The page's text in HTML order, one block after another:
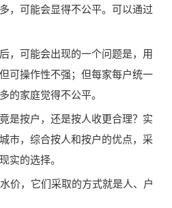
，可能会显得不公平。可以通过
，可能会出现的一个问题是，用
可操作性不强；但每家每户统一
的家庭觉得不公平。
是按户，还是按人收更合理？实
市，综合按人和按户的优点，采
实的选择。
价，它们采取的方式就是人、户